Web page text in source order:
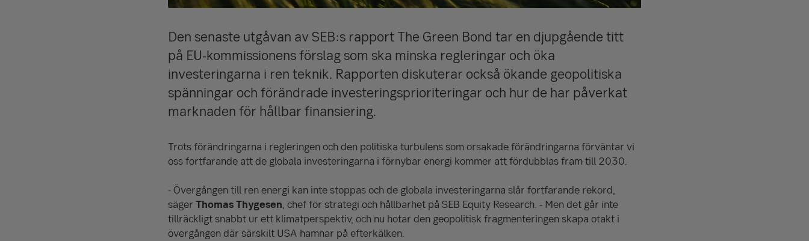
Den senaste utgåvan av SEB:s rapport The Green Bond tar en djupgående titt
på EU-kommissionens förslag som ska minska regleringar och öka
investeringarna i ren teknik. Rapporten diskuterar också ökande geopolitiska
spänningar och förändrade investeringsprioriteringar och hur de har påverkat
marknaden för hållbar finansiering.
Trots förändringarna i regleringen och den politiska turbulens som orsakade förändringarna förväntar vi
oss fortfarande att de globala investeringarna i förnybar energi kommer att fördubblas fram till 2030.
- Övergången till ren energi kan inte stoppas och de globala investeringarna slår fortfarande rekord,
säger Thomas Thygesen, chef för strategi och hållbarhet på SEB Equity Research. - Men det går inte
tillräckligt snabbt ur ett klimatperspektiv, och nu hotar den geopolitisk fragmenteringen skapa otakt i
övergången där särskilt USA hamnar på efterkälken.